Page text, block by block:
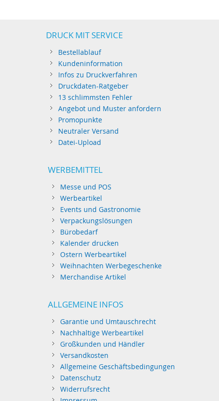
DRUCK MIT SERVICE
Bestellablauf
Kundeninformation
Infos zu Druckverfahren
Druckdaten-Ratgeber
13 schlimmsten Fehler
Angebot und Muster anfordern
Promopunkte
Neutraler Versand
Datei-Upload
WERBEMITTEL
Messe und POS
Werbeartikel
Events und Gastronomie
Verpackungslösungen
Bürobedarf
Kalender drucken
Ostern Werbeartikel
Weihnachten Werbegeschenke
Merchandise Artikel
ALLGEMEINE INFOS
Garantie und Umtauschrecht
Nachhaltige Werbeartikel
Großkunden und Händler
Versandkosten
Allgemeine Geschäftsbedingungen
Datenschutz
Widerrufsrecht